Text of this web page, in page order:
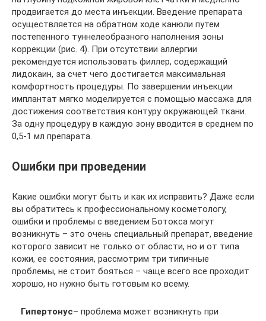
продвигается до места инъекции. Введение препарата
осуществляется на обратном ходе канюли путем
постепенного туннелеобразного наполнения зоны
коррекции (рис. 4). При отсутствии аллергии
рекомендуется использовать филлер, содержащий
лидокаин, за счет чего достигается максимальная
комфортность процедуры. По завершении инъекции
имплантат мягко моделируется с помощью массажа для
достижения соответствия контуру окружающей ткани.
За одну процедуру в каждую зону вводится в среднем по
0,5-1 мл препарата.
Ошибки при проведении
Какие ошибки могут быть и как их исправить? Даже если
вы обратитесь к профессиональному косметологу,
ошибки и проблемы с введением Ботокса могут
возникнуть – это очень специальный препарат, введение
которого зависит не только от области, но и от типа
кожи, ее состояния, рассмотрим три типичные
проблемы, не стоит бояться – чаще всего все проходит
хорошо, но нужно быть готовым ко всему.
Гипертонус– проблема может возникнуть при